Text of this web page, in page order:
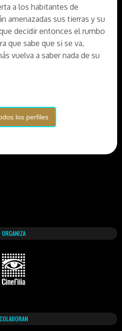
a los habitantes de
amenazadas sus tierras y su
decidir entonces el rumbo
que sabe que si se va,
vuelva a saber nada de su
ORGANIZA
COLABORAN